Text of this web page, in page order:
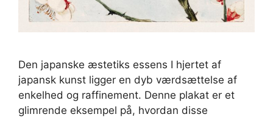
Den japanske æstetiks essens I hjertet af
japansk kunst ligger en dyb værdsættelse af
enkelhed og raffinement. Denne plakat er et
glimrende eksempel på, hvordan disse